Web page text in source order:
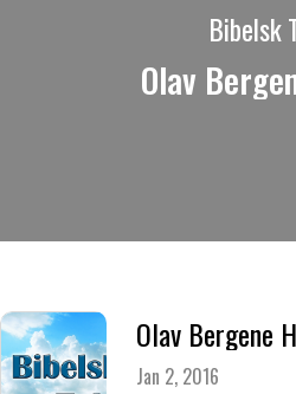
Bibelsk
Olav
Jan 2, 2016